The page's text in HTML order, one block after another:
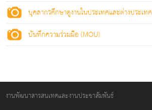
บุคลากรศึกษาดูงานในประเทศและต่างประเทศ
บันทึกความร่วมมือ (MOU)
งานพัฒนาสารสนเทศและงานประชาสัมพันธ์